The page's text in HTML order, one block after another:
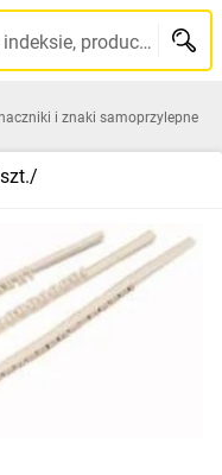
Szukaj po nazwie, indeksie, producencie, kodzie kreskowym...
i znaki samoprzylepne